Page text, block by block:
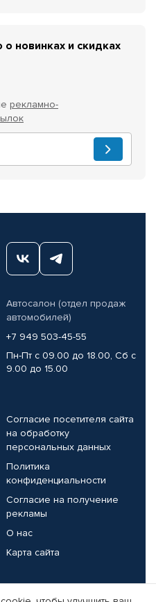
новинках и скидках
рекламно-
Автосалон (отдел продаж
автомобилей)
+7 949 503-45-55
Пн-Пт с 09.00 до 18.00, Сб с
9.00 до 15.00
Согласие посетителя сайта
на обработку
персональных данных
Политика
конфиденциальности
Согласие на получение
рекламы
О нас
Карта сайта